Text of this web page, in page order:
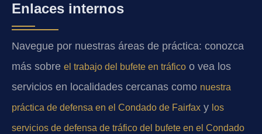
Enlaces internos
Navegue por nuestras áreas de práctica: conozca
más sobre el trabajo del bufete en tráfico o vea los
servicios en localidades cercanas como nuestra
práctica de defensa en el Condado de Fairfax y los
servicios de defensa de tráfico del bufete en el Condado